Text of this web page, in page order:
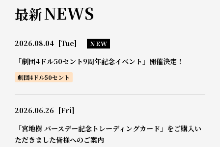
最新NEWS
2026.08.04 [Tue] NEW
「劇団4ドル50セント9周年記念イベント」開催決定！
劇団4ドル50セント
2026.06.26 [Fri]
「宮地樹 バースデー記念トレーディングカード」をご購入い
ただきました皆様へのご案内